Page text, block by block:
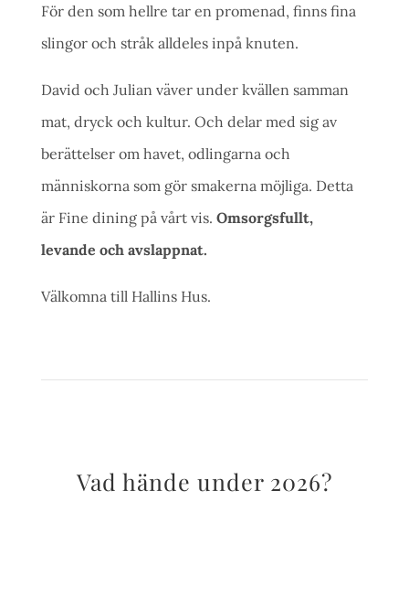
För den som hellre tar en promenad, finns fina
slingor och stråk alldeles inpå knuten.
David och Julian väver under kvällen samman
mat, dryck och kultur. Och delar med sig av
berättelser om havet, odlingarna och
människorna som gör smakerna möjliga. Detta
är Fine dining på vårt vis. Omsorgsfullt,
levande och avslappnat.
Välkomna till Hallins Hus.
Vad hände under 2026?